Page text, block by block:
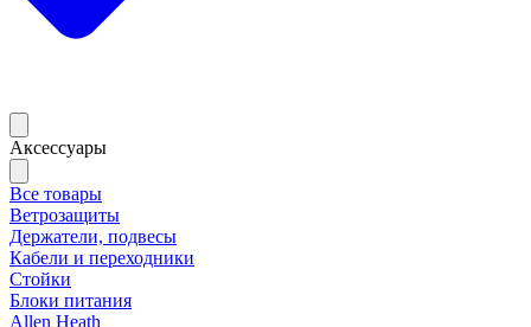
Аксессуары
Все товары
Ветрозащиты
Держатели, подвесы
Кабели и переходники
Стойки
Блоки питания
Allen Heath